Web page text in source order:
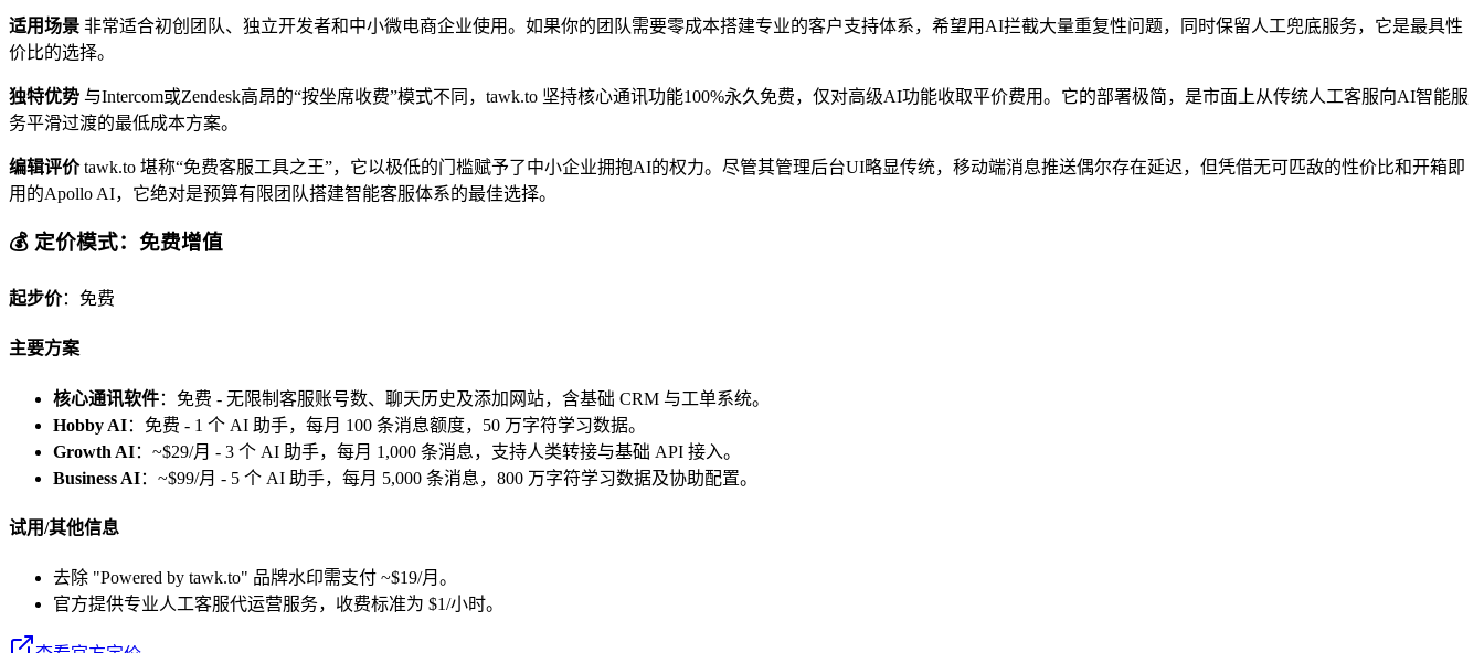
适用场景 非常适合初创团队、独立开发者和中小微电商企业使用。如果你的团队需要零成本搭建专业的客户支持体系，希望用AI拦截大量重复性问题，同时保留人工兜底服务，它是最具性
价比的选择。
独特优势 与Intercom或Zendesk高昂的“按坐席收费”模式不同，tawk.to 坚持核心通讯功能100%永久免费，仅对高级AI功能收取平价费用。它的部署极简，是市面上从传统人工客服向AI智能服
务平滑过渡的最低成本方案。
编辑评价tawk.to 堪称“免费客服工具之王”，它以极低的门槛赋予了中小企业拥抱AI的权力。尽管其管理后台UI略显传统，移动端消息推送偶尔存在延迟，但凭借无可匹敌的性价比和开箱即
用的Apollo AI，它绝对是预算有限团队搭建智能客服体系的最佳选择。
💰 定价模式：免费增值
起步价：免费
主要方案
核心通讯软件：免费 - 无限制客服账号数、聊天历史及添加网站，含基础 CRM 与工单系统。
Hobby AI：免费 - 1 个 AI 助手，每月 100 条消息额度，50 万字符学习数据。
Growth AI：~$29/月 - 3 个 AI 助手，每月 1,000 条消息，支持人类转接与基础 API 接入。
Business AI：~$99/月 - 5 个 AI 助手，每月 5,000 条消息，800 万字符学习数据及协助配置。
试用/其他信息
去除 "Powered by tawk.to" 品牌水印需支付 ~$19/月。
官方提供专业人工客服代运营服务，收费标准为 $1/小时。